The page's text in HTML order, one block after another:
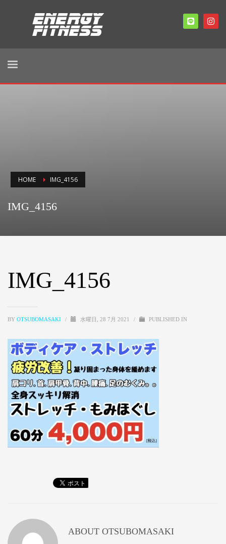
HOME IMG_4156
IMG_4156
IMG_4156
BY OTSUBOMASAKI / 水曜日, 28 7月 2021 / PUBLISHED IN
ABOUT OTSUBOMASAKI